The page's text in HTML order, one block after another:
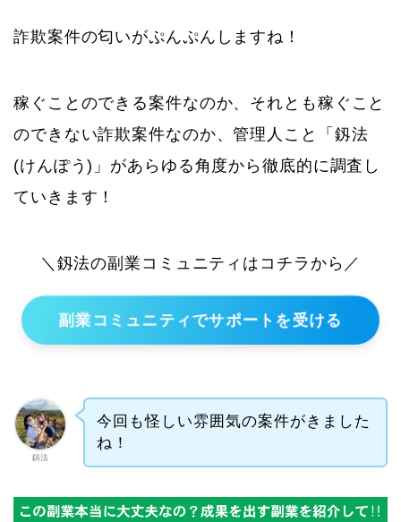
詐欺案件の匂いがぷんぷんしますね！
稼ぐことのできる案件なのか、それとも稼ぐこと
のできない詐欺案件なのか、管理人こと「釼法
(けんぽう)」があらゆる角度から徹底的に調査し
ていきます！
＼釼法の副業コミュニティはコチラから／
副業コミュニティでサポートを受ける
釼法
今回も怪しい雰囲気の案件がきました
ね！